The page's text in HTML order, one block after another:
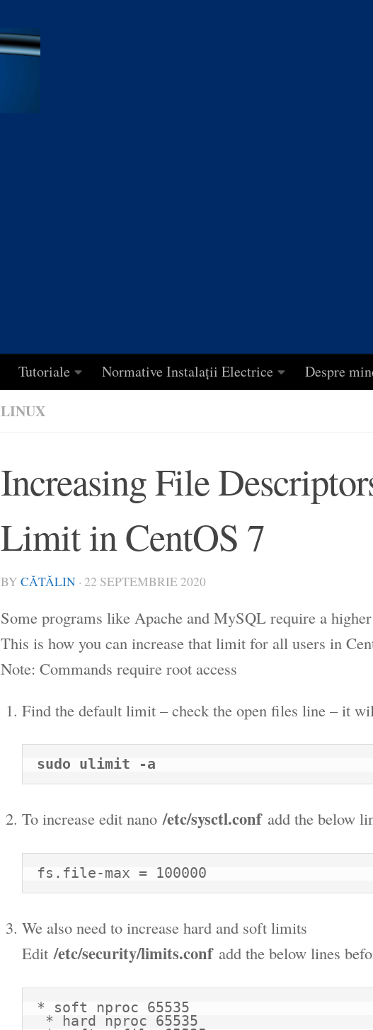
Tutoriale Normative Instalații Electrice Despre
LINUX
Increasing File
Limit in CentOS 7
BY CĂTĂLIN · 22 SEPTEMBRIE 2020
Some programs like Apache and MySQL require a
This is how you can increase that limit for all users in
Note: Commands require root access
Find the default limit – check the open files line – it
sudo ulimit -a
To increase edit nano /etc/sysctl.confadd the below
fs.file-max = 100000
We also need to increase hard and soft limits
Edit /etc/security/limits.confadd the below lines
* soft nproc 65535